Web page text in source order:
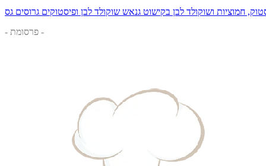
חמוציות ושוקולד לבן בקישוט גנאש שוקולד לבן ופיסטוקים גרוסים גס
- פרסומת -